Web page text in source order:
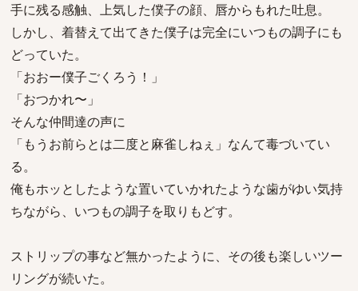
手に残る感触、上気した僕子の顔、唇からもれた吐息。
しかし、着替えて出てきた僕子は完全にいつもの調子にも
どっていた。
「おおー僕子ごくろう！」
「おつかれ〜」
そんな仲間達の声に
「もうお前らとは二度と麻雀しねぇ」なんて毒づいてい
る。
俺もホッとしたような置いていかれたような歯がゆい気持
ちながら、いつもの調子を取りもどす。
ストリップの事など無かったように、その後も楽しいツー
リングが続いた。